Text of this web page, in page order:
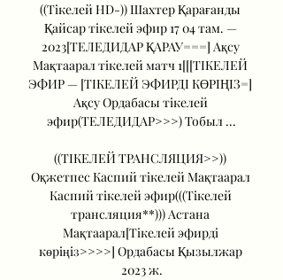
((Тікелей HD-)) Шахтер Қарағанды
Қайсар тікелей эфир 17 04 там. —
2023[ТЕЛЕДИДАР ҚАРАУ===] Ақсу
Мақтаарал тікелей матч 1[[[ТІКЕЛЕЙ
ЭФИР — [ТІКЕЛЕЙ ЭФИРДІ КӨРІҢІЗ=]
Ақсу Ордабасы тікелей
эфир(ТЕЛЕДИДАР>>>) Тобыл ...
((ТІКЕЛЕЙ ТРАНСЛЯЦИЯ>>))
Оқжетпес Каспий тікелей Мақтаарал
Каспий тікелей эфир(((Тікелей
трансляция**))) Астана
Мақтаарал[Тікелей эфирді
көріңіз>>>>] Ордабасы Қызылжар
2023 ж.